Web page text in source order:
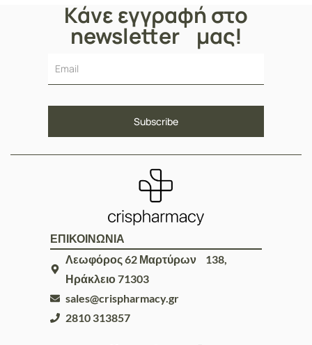
Κάνε εγγραφή στο
newsletter μας!
ΕΠΙΚΟΙΝΩΝΙΑ
Λεωφόρος 62 Μαρτύρων 138,
Ηράκλειο 71303
sales@crispharmacy.gr
2810 313857